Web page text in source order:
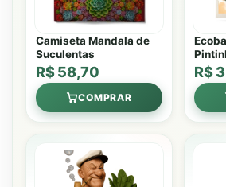
Camiseta Mandala de
Suculentas
R$ 58,70
COMPRAR
R$